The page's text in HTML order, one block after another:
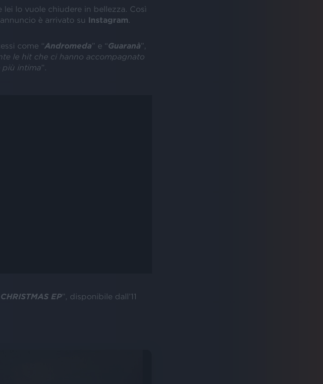
lei lo vuole chiudere in bellezza. Così
è arrivato su Instagram
come “Andromeda” e “Guaranà”,
le hit che ci hanno accompagnato
più intima”.
EP”, disponibile dall’11